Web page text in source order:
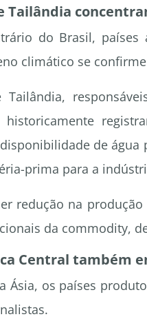
Tailândia
do Brasil, países
climático se
Tailândia,
historicamente
de água
prima para a
redução na
da commodity,
Central também
Ásia, os países